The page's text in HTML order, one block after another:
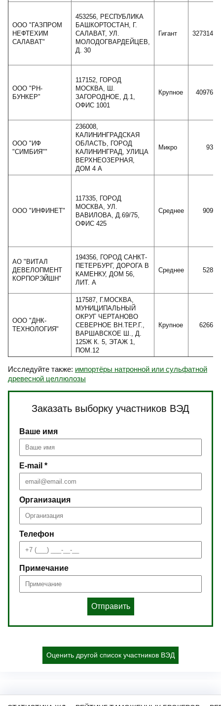
ООО "ГАЗПРОМ
НЕФТЕХИМ
САЛАВАТ"
453256, РЕСПУБЛИКА
БАШКОРТОСТАН, Г.
САЛАВАТ, УЛ.
МОЛОДОГВАРДЕЙЦЕВ,
Д. 30
Гигант
ООО "РН-
БУНКЕР"
117152, ГОРОД
МОСКВА, Ш.
ЗАГОРОДНОЕ, Д.1,
ОФИС 1001
Крупное
ООО "ИФ
"СИМБИЯ""
236008,
КАЛИНИНГРАДСКАЯ
ОБЛАСТЬ, ГОРОД
КАЛИНИНГРАД, УЛИЦА
ВЕРХНЕОЗЕРНАЯ,
ДОМ 4 А
Микро
ООО "ИНФИНЕТ"
117335, ГОРОД
МОСКВА, УЛ.
ВАВИЛОВА, Д.69/75,
ОФИС 425
Среднее
АО "ВИТАЛ
ДЕВЕЛОПМЕНТ
КОРПОРЭЙШН"
194356, ГОРОД САНКТ-
ПЕТЕРБУРГ, ДОРОГА В
КАМЕНКУ, ДОМ 56,
ЛИТ. А
Среднее
ООО "ДНК-
ТЕХНОЛОГИЯ"
117587, Г.МОСКВА,
МУНИЦИПАЛЬНЫЙ
ОКРУГ ЧЕРТАНОВО
СЕВЕРНОЕ ВН.ТЕР.Г.,
ВАРШАВСКОЕ Ш., Д.
125Ж К. 5, ЭТАЖ 1,
ПОМ.12
Крупное
Исследуйте также: импортёры натронной или сульфатной
древесной целлюлозы
Заказать выборку участников ВЭД
Ваше имя
E-mail *
Организация
Телефон
Примечание
Отправить
Оценить другой список участников ВЭД